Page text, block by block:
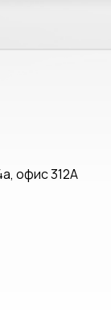
офис 312А